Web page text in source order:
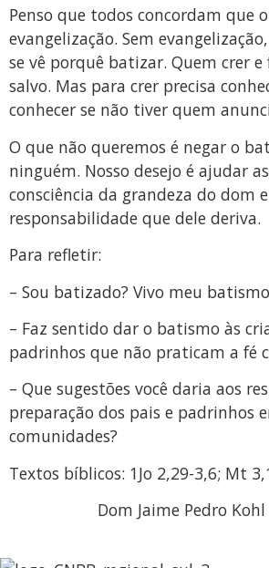
Penso que todos concordam que
evangelização. Sem
se vê porquê batizar. Quem crer
salvo. Mas para crer precisa
conhecer se não tiver quem
O que não queremos é negar o
ninguém. Nosso desejo é ajudar
consciência da grandeza do dom
responsabilidade que dele deriva.
Para refletir:
– Sou batizado? Vivo meu
– Faz sentido dar o batismo às
padrinhos que não praticam a fé
– Que sugestões você daria aos
preparação dos pais e padrinhos
comunidades?
Textos bíblicos: 1Jo 2,29-3,6; Mt
Dom Jaime Pedro